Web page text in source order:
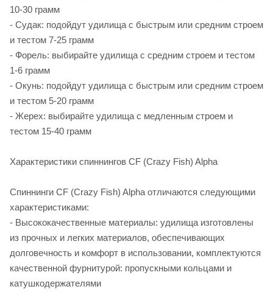
10-30 грамм
- Судак: подойдут удилища с быстрым или средним строем
и тестом 7-25 грамм
- Форель: выбирайте удилища с средним строем и тестом
1-6 грамм
- Окунь: подойдут удилища с быстрым или средним строем
и тестом 5-20 грамм
- Жерех: выбирайте удилища с медленным строем и
тестом 15-40 грамм
Характеристики спиннингов CF (Crazy Fish) Alpha
Спиннинги CF (Crazy Fish) Alpha отличаются следующими
характеристиками:
- Высококачественные материалы: удилища изготовлены
из прочных и легких материалов, обеспечивающих
долговечность и комфорт в использовании, комплектуются
качественной фурнитурой: пропускными кольцами и
катушкодержателями